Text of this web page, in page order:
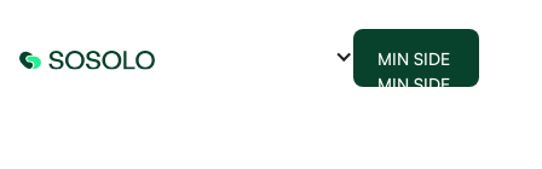
MIN SIDE
MIN SIDE